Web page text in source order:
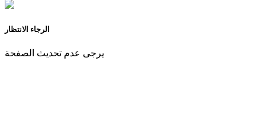
الرجاء الانتظار
يرجى عدم تحديث الصفحة